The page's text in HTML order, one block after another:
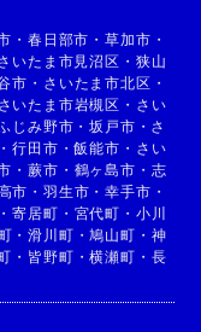
・春日部市 ・草加市 ・
いたま市見沼区 ・ 狭山
市 ・ さいたま市北区 ・
さいたま市岩槻区 ・ さい
じみ野市 ・坂戸市 ・ さ
・行田市 ・飯能市 ・ さい
・蕨市 ・ 鶴ヶ島市 ・ 志
市 ・ 羽生市 ・幸手市 ・
・寄居町 ・ 宮代町 ・ 小川
・滑川町 ・鳩山町 ・ 神
・ 皆野町 ・横瀬町 ・ 長